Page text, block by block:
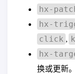
hx-
hx-
click ,
hx-
换或更新。